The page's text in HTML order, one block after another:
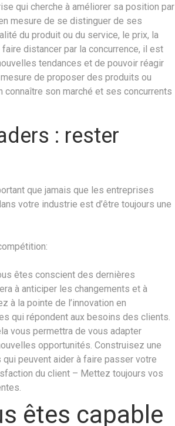
qui cherche à améliorer sa position par
mesure de se distinguer de ses
du produit ou du service, le prix, la
distancer par la concurrence, il est
tendances et de pouvoir réagir
de proposer des produits ou
son marché et ses concurrents
: rester
que jamais que les entreprises
votre industrie est d’être toujours une
êtes conscient des dernières
à anticiper les changements et à
à la pointe de l’innovation en
qui répondent aux besoins des clients.
vous permettra de vous adapter
opportunités. Construisez une
peuvent aider à faire passer votre
du client – Mettez toujours vos
êtes capable